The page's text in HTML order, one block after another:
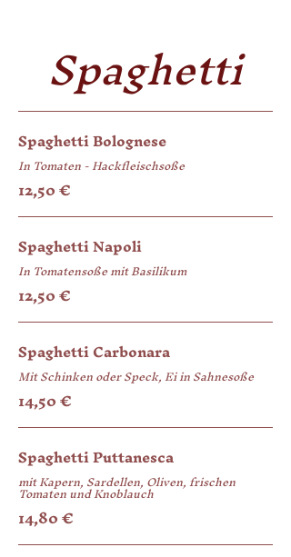
Spaghetti
Spaghetti Bolognese
In Tomaten - Hackfleischsoße
12,50 €
Spaghetti Napoli
In Tomatensoße mit Basilikum
12,50 €
Spaghetti Carbonara
14,50 €
Spaghetti Puttanesca
mit Kapern, Sardellen, Oliven, frischen
Tomaten und Knoblauch
14,80 €